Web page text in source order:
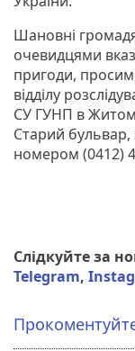
Шановні
очевидцями
пригоди,
відділу
СУ ГУНП в
Старий
номером (0412)
Слідкуйте за
Telegram,